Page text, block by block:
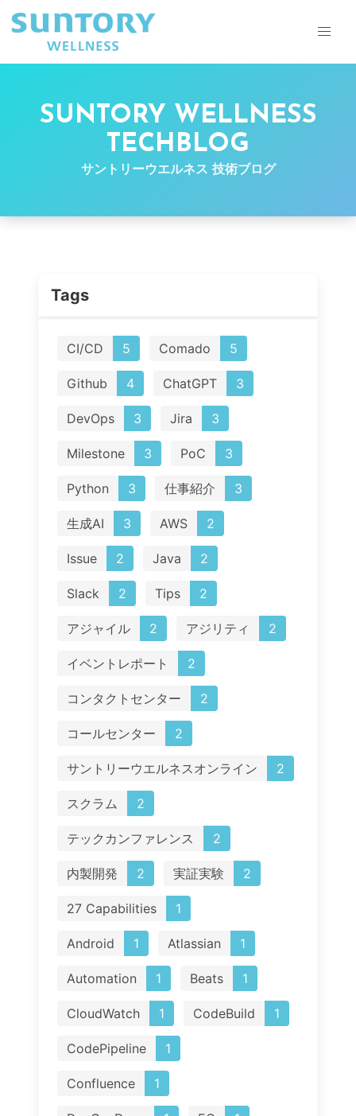
SUNTORY WELLNESS
TECHBLOG
サントリーウエルネス 技術ブログ
Tags
CI/CD 5 Comado 5
Github 4 ChatGPT 3
DevOps 3 Jira 3
Milestone 3 PoC 3
Python 3 仕事紹介 3
生成AI 3 AWS 2
Issue 2 Java 2
Slack 2 Tips 2
アジャイル 2 アジリティ 2
イベントレポート 2
コンタクトセンター 2
コールセンター 2
サントリーウエルネスオンライン 2
スクラム 2
テックカンファレンス 2
内製開発 2 実証実験 2
27 Capabilities 1
Android 1 Atlassian 1
Automation 1 Beats 1
CloudWatch 1 CodeBuild 1
CodePipeline 1
Confluence 1